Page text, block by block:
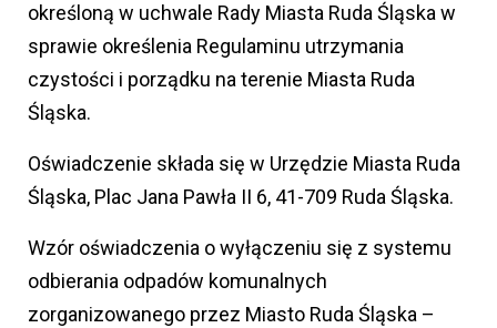
określoną w uchwale Rady Miasta Ruda Śląska w
sprawie określenia Regulaminu utrzymania
czystości i porządku na terenie Miasta Ruda
Śląska.
Oświadczenie składa się w Urzędzie Miasta Ruda
Śląska, Plac Jana Pawła II 6, 41-709 Ruda Śląska.
Wzór oświadczenia o wyłączeniu się z systemu
odbierania odpadów komunalnych
zorganizowanego przez Miasto Ruda Śląska –